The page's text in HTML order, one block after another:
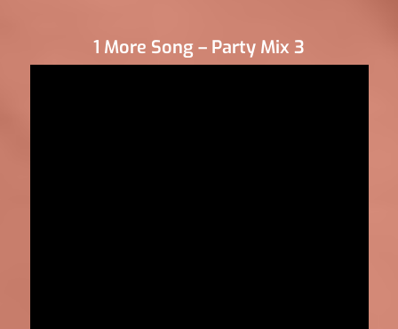
1 More Song – Party Mix 3